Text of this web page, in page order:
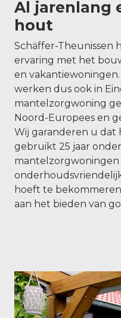
Al jarenlang
hout
Schäffer-Theunissen
ervaring met het
en
werken dus ook in
mantelzorgwoning
Noord-Europees en
Wij garanderen u dat
gebruikt 25 jaar
mantelzorgwoningen
hoeft te
aan het bieden van